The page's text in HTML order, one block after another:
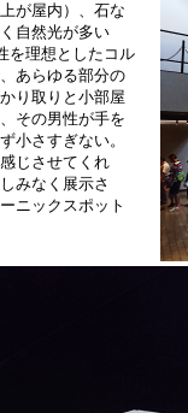
が屋内）、石な
自然光が多い
を理想としたコル
あらゆる部分の
り取りと小部屋
その男性が手を
小さすぎない。
じさせてくれ
みなく展示さ
ニックスポット